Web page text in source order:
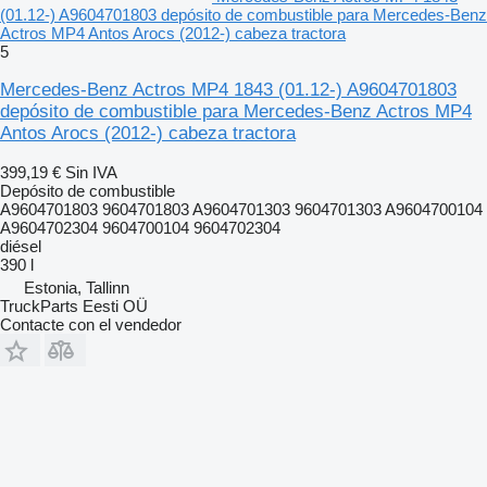
(01.12-) A9604701803 depósito de combustible para Mercedes-Benz
Actros MP4 Antos Arocs (2012-) cabeza tractora
5
Mercedes-Benz Actros MP4 1843 (01.12-) A9604701803
depósito de combustible para Mercedes-Benz Actros MP4
Antos Arocs (2012-) cabeza tractora
399,19 € Sin IVA
Depósito de combustible
A9604701803 9604701803 A9604701303 9604701303 A9604700104
A9604702304 9604700104 9604702304
diésel
390 l
Estonia, Tallinn
TruckParts Eesti OÜ
Contacte con el vendedor